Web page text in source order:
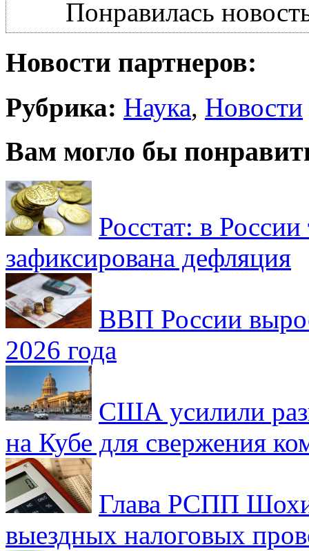
Понравилась
Новости партнеров:
Рубрика: Наука, Новости
Вам могло бы
Росстат: в России
зафиксирована дефляция
ВВП России
2026 года
США усилили
на Кубе для свержения
Глава РСПП
выездных налоговых